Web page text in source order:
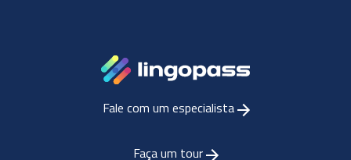
Fale com um especialista
Faça um tour